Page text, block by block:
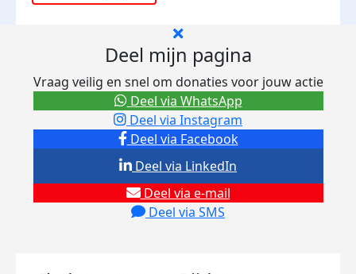
Deel mijn pagina
Vraag veilig en snel om donaties voor jouw actie
Deel via Facebook
Deel via Instagram
Deel via e-mail
Deel via SMS
Deel via LinkedIn
Deel via WhatsApp